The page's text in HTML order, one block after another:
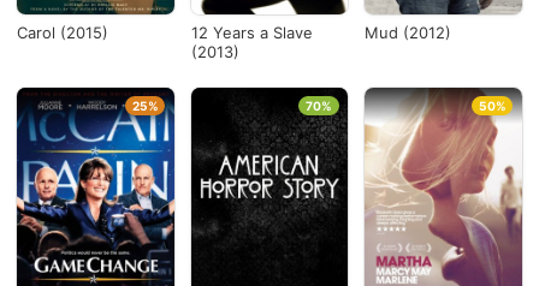
Carol (2015)
12 Years a Slave
(2013)
Mud (2012)
25% 70% 50%